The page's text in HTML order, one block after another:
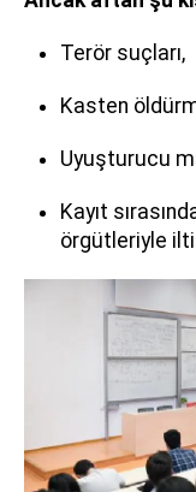
Terör suçları,
Kasten
Uyuşturucu
Kayıt
örgütleriyle